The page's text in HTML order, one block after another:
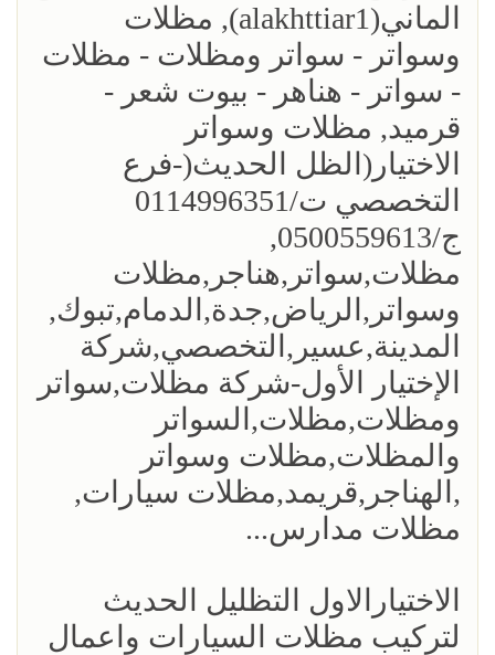
الماني(alakhttiar1), مظلات
وسواتر - سواتر ومظلات - مظلات
- سواتر - هناهر - بيوت شعر -
قرميد, مظلات وسواتر
الاختيار(الظل الحديث(-فرع
التخصصي ت/0114996351
ج/0500559613,
مظلات,سواتر,هناجر,مظلات
وسواتر,الرياض,جدة,الدمام,تبوك,
المدينة,عسير,التخصصي,شركة
الإختيار الأول-شركة مظلات,سواتر
ومظلات,مظلات,السواتر
والمظلات,مظلات وسواتر
,الهناجر,قريمد,مظلات سيارات,
مظلات مدارس...
الاختيارالاول التظليل الحديث
لتركيب مظلات السيارات واعمال